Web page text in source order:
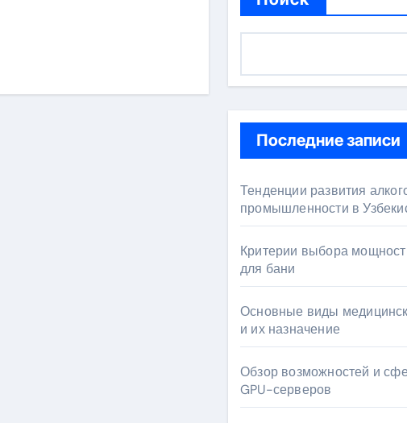
Последние записи
Тенденции развития
промышленности в
Критерии выбора
для бани
Основные виды
и их назначение
Обзор возможностей и
GPU-серверов